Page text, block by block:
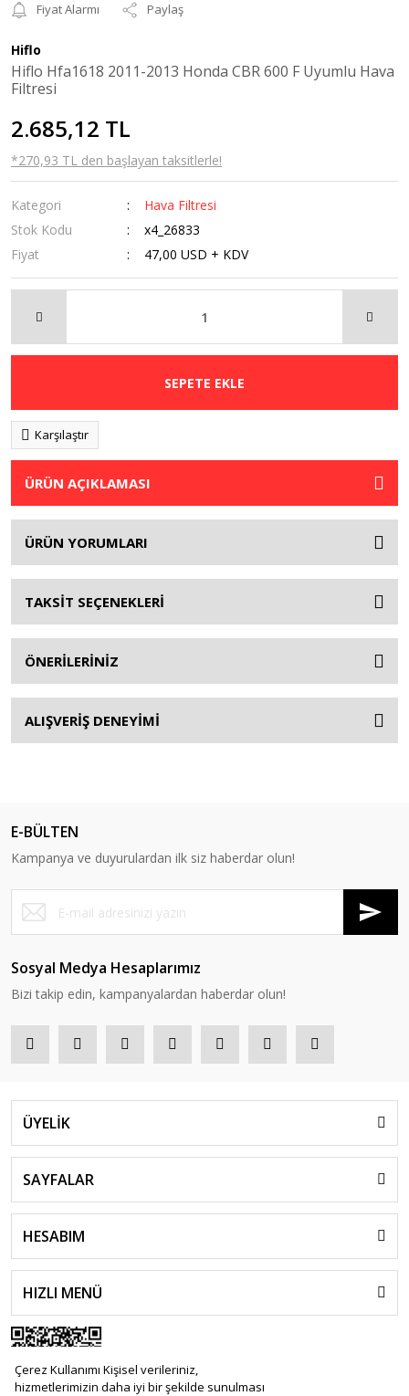
Çerez Kullanımı Kişisel verileriniz,
hizmetlerimizin daha iyi bir şekilde sunulması
Fiyat Alarmı
Paylaş
Hiflo
Hiflo Hfa1618 2011-2013 Honda CBR 600 F Uyumlu Hava
Filtresi
2.685,12 TL
*270,93 TL den başlayan taksitlerle!
Kategori
Hava Filtresi
Stok Kodu
x4_26833
Fiyat
47,00 USD + KDV
SEPETE EKLE
Karşılaştır
ÜRÜN AÇIKLAMASI
ÜRÜN YORUMLARI
TAKSİT SEÇENEKLERİ
ÖNERİLERİNİZ
ALIŞVERİŞ DENEYİMİ
E-BÜLTEN
Kampanya ve duyurulardan ilk siz haberdar olun!
Sosyal Medya Hesaplarımız
Bizi takip edin, kampanyalardan haberdar olun!
ÜYELİK
SAYFALAR
HESABIM
HIZLI MENÜ